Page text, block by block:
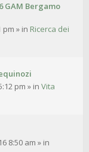
GAM Bergamo
pm » in Ricerca dei
pm » in Vita
8:50 am » in